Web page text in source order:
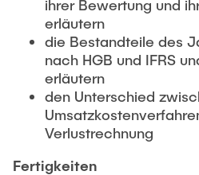
ihrer Bewertung und
erläutern
die Bestandteile des
nach HGB und IFRS
erläutern
den Unterschied
Verlustrechnung
Fertigkeiten